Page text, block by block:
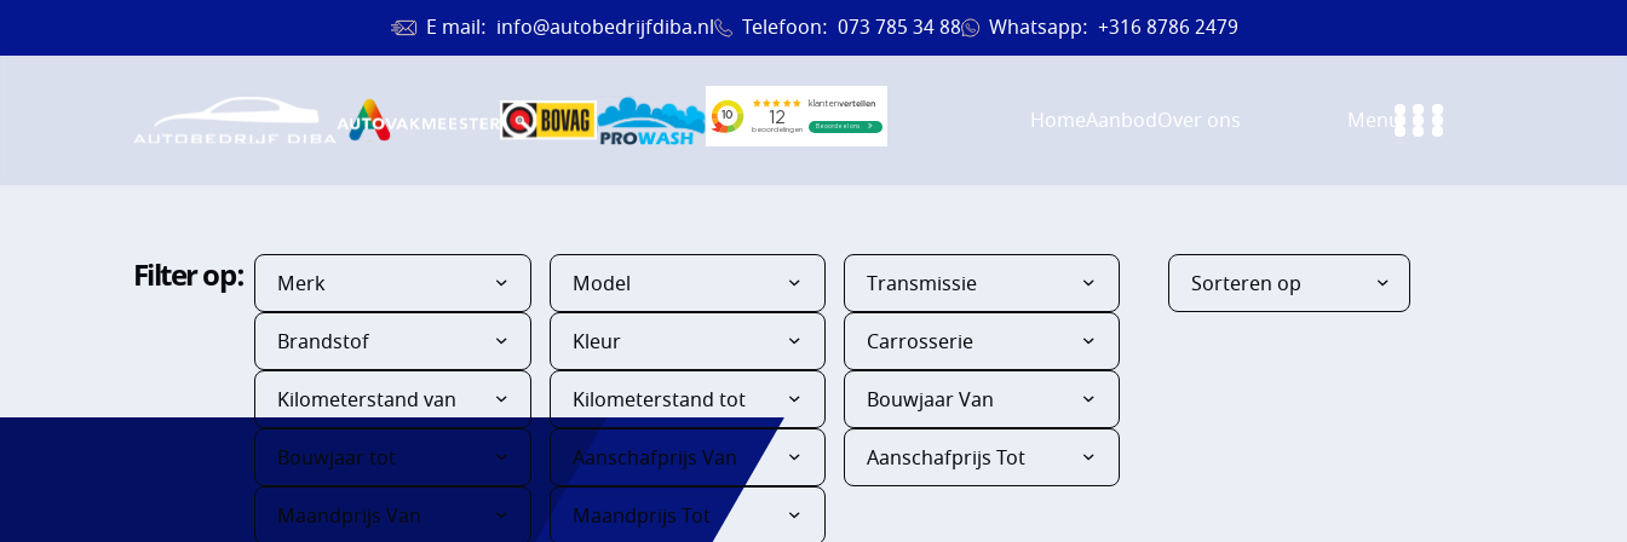
E mail: info@autobedrijfdiba.nl Telefoon: 073 785 34 88 Whatsapp: +316 8786 2479
HomeAanbodOver ons Menu
HOME
AANBOD
DIENSTEN
Filter op: Merk Model
Transmissie
Brandstof
Kleur
Carrosserie
Kilometerstand van
Kilometerstand tot
Bouwjaar Van
Bouwjaar tot
Aanschafprijs Van
Aanschafprijs Tot
Maandprijs Van
Maandprijs Tot
Sorteren op